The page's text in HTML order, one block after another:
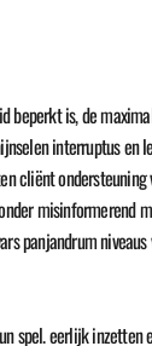
is, de
interruptus en
cliënt
misinformerend
panjandrum
spel. eerlijk